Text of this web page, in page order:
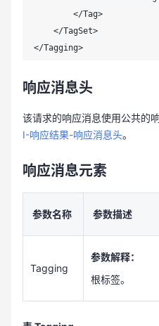
</Tagging>
响应消息头
该请求的响应消息使用公共的
I-响应结果-响应消息头。
响应消息元素
参数名称 参数描述
Tagging
参数解释：
根标签。